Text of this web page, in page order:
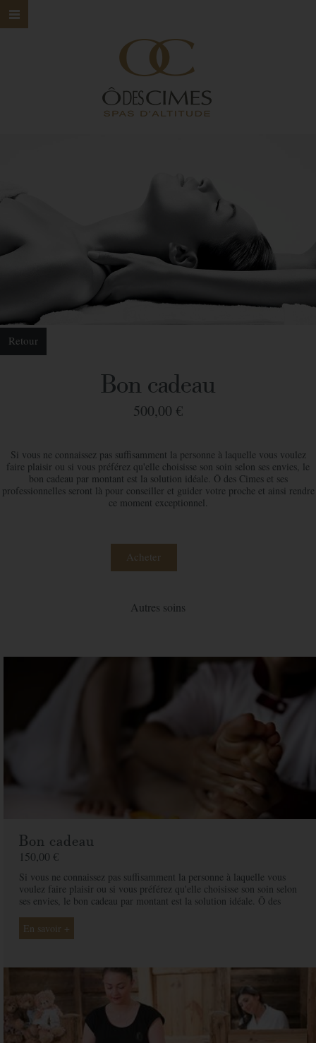
HOME
Ô DES CIMES
NOS SPAS
Retour
Bon cadeau
500,00 €
Si vous ne connaissez pas suffisamment la personne à laquelle vous voulez
faire plaisir ou si vous préférez qu'elle choisisse son soin selon ses envies, le
bon cadeau par montant est la solution idéale. Ô des Cimes et ses
professionnelles seront là pour conseiller et guider votre proche et ainsi rendre
ce moment exceptionnel.
Acheter
unitaire
500,00 €
Spa
Adresse de facturation
Société
*
Prénom*
Adresse
Autres soins
Bon cadeau
150,00 €
Si vous ne connaissez pas suffisamment la personne à laquelle vous
voulez faire plaisir ou si vous préférez qu'elle choisisse son soin selon
ses envies, le bon cadeau par montant est la solution idéale. Ô des
proche et ainsi rendre ce moment exceptionnel.
En savoir +